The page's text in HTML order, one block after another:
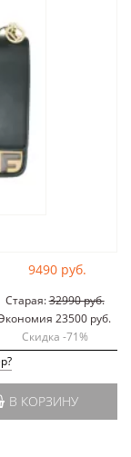
9490 руб.
Старая:32990 руб.
23500 руб.
Скидка -71%
В КОРЗИНУ